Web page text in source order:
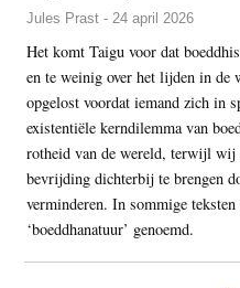
Jules Prast - 24 april 2026
Het komt Taigu voor dat
en te weinig over het lijden in de
opgelost voordat iemand zich in
existentiële kerndilemma van
rotheid van de wereld, terwijl wij
bevrijding dichterbij te brengen
verminderen. In sommige
‘boeddhanatuur’ genoemd.